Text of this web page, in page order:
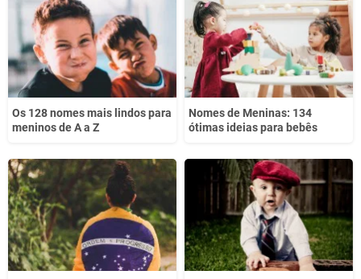
Outro
Os 128 nomes mais lindos para
meninos de A a Z
Nomes de Meninas: 134
ótimas ideias para bebês